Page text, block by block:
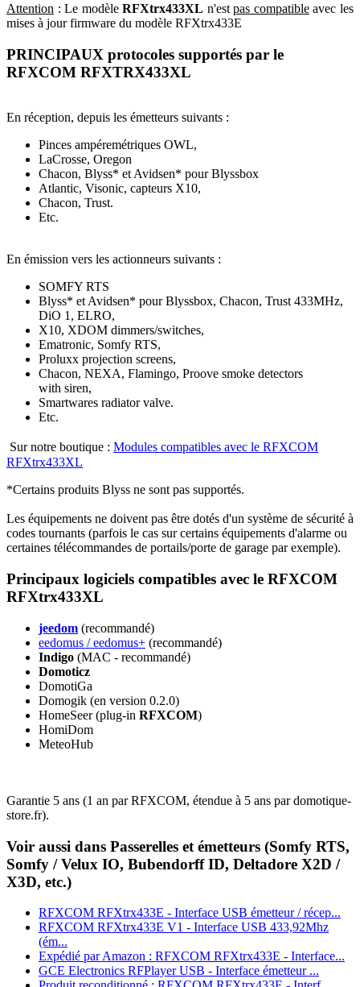
Attention : Le modèleRFXtrx433XL n'estpas compatibleavec les
mises à jour firmware du modèle RFXtrx433E
PRINCIPAUX protocoles supportés par le
RFXCOM RFXTRX433XL
En réception, depuis les émetteurs suivants :
Pinces ampéremétriques OWL,
LaCrosse, Oregon
Chacon, Blyss* et Avidsen* pour Blyssbox
Atlantic, Visonic, capteurs X10,
Chacon, Trust.
Etc.
En émission vers les actionneurs suivants :
SOMFY RTS
Blyss* et Avidsen* pour Blyssbox, Chacon, Trust 433MHz,
DiO 1, ELRO,
X10, XDOM dimmers/switches,
Ematronic, Somfy RTS,
Proluxx projection screens,
Chacon, NEXA, Flamingo, Proove smoke detectors
with siren,
Smartwares radiator valve.
Etc.
Sur notre boutique : Modules compatibles avec le RFXCOM
RFXtrx433XL
*Certains produits Blyss ne sont pas supportés.
Les équipements ne doivent pas être dotés d'un système de sécurité à
codes tournants (parfois le cas sur certains équipements d'alarme ou
certaines télécommandes de portails/porte de garage par exemple).
Principaux logiciels compatibles avec le RFXCOM
RFXtrx433XL
jeedom (recommandé)
eedomus / eedomus+ (recommandé)
Indigo (MAC - recommandé)
Domoticz
DomotiGa
Domogik (en version 0.2.0)
HomeSeer (plug-in RFXCOM)
HomiDom
MeteoHub
Garantie 5 ans (1 an par RFXCOM, étendue à 5 ans par domotique-
store.fr).
Voir aussi dans Passerelles et émetteurs (Somfy RTS,
Somfy / Velux IO, Bubendorff ID, Deltadore X2D /
X3D, etc.)
RFXCOM RFXtrx433E - Interface USB émetteur / récep...
RFXCOM RFXtrx433E V1 - Interface USB 433,92Mhz
(ém...
Expédié par Amazon : RFXCOM RFXtrx433E - Interface...
GCE Electronics RFPlayer USB - Interface émetteur ...